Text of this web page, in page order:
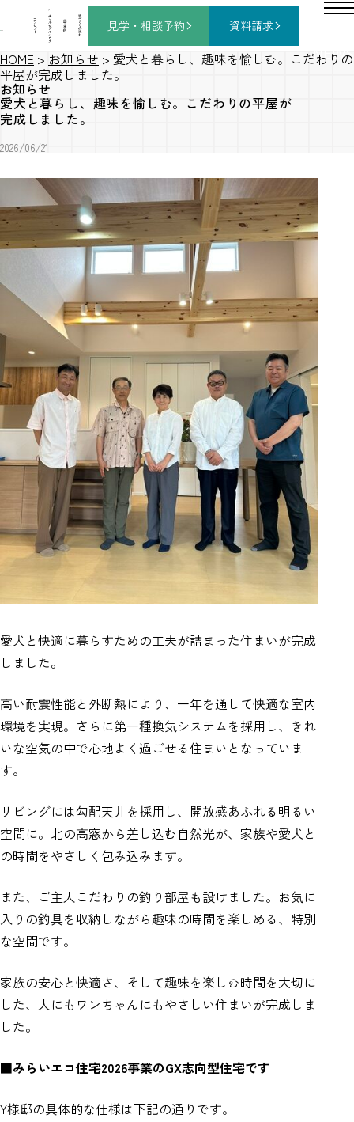
コ
ン
セ
プ
ト
バ
ー
チ
ャ
ル
モ
デ
ル
ハ
ウ
ス
施
工
事
例
家
づ
く
り
の
流
れ
見学・相談予約 資料請求
NEWS
HOME > お知らせ > 愛犬と暮らし、趣味を愉しむ。こだわりの
平屋が完成しました。
お知らせ
愛犬と暮らし、趣味を愉しむ。こだわりの平屋が
完成しました。
2026/06/21
愛犬と快適に暮らすための工夫が詰まった住まいが完成
しました。
高い耐震性能と外断熱により、一年を通して快適な室内
環境を実現。さらに第一種換気システムを採用し、きれ
いな空気の中で心地よく過ごせる住まいとなっていま
す。
リビングには勾配天井を採用し、開放感あふれる明るい
空間に。北の高窓から差し込む自然光が、家族や愛犬と
の時間をやさしく包み込みます。
また、ご主人こだわりの釣り部屋も設けました。お気に
入りの釣具を収納しながら趣味の時間を楽しめる、特別
な空間です。
家族の安心と快適さ、そして趣味を楽しむ時間を大切に
した、人にもワンちゃんにもやさしい住まいが完成しま
した。
■みらいエコ住宅2026事業のGX志向型住宅です
Y様邸の具体的な仕様は下記の通りです。